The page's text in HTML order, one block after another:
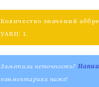
Количество значений
УАВП: 1.
Заметили неточность?
комментариях ниже!